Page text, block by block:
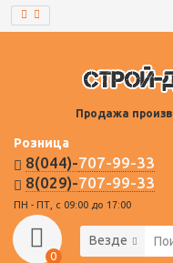
Продажа
Розница
8(044)-707-99-33
8(029)-707-99-33
ПН - ПТ, с 09:00 до 17:00
0
Везде